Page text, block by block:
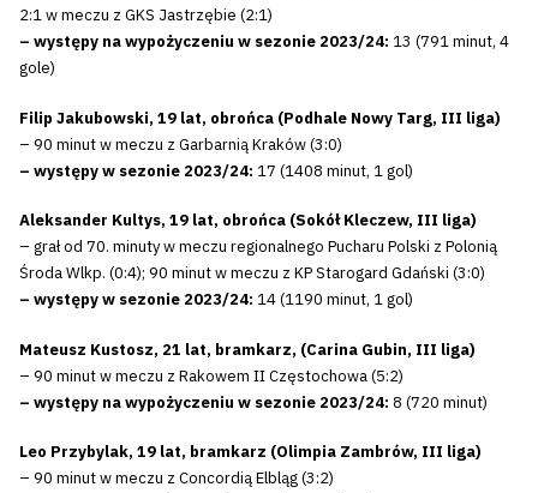
2:1 w meczu z GKS Jastrzębie (2:1)
– występy na wypożyczeniu w sezonie 2023/24: 13 (791 minut, 4
gole)
Filip Jakubowski, 19 lat, obrońca (Podhale Nowy Targ, III liga)
– 90 minut w meczu z Garbarnią Kraków (3:0)
– występy w sezonie 2023/24: 17 (1408 minut, 1 gol)
Aleksander Kultys, 19 lat, obrońca (Sokół Kleczew, III liga)
– grał od 70. minuty w meczu regionalnego Pucharu Polski z Polonią
Środa Wlkp. (0:4); 90 minut w meczu z KP Starogard Gdański (3:0)
– występy w sezonie 2023/24: 14 (1190 minut, 1 gol)
Mateusz Kustosz, 21 lat, bramkarz, (Carina Gubin, III liga)
– 90 minut w meczu z Rakowem II Częstochowa (5:2)
– występy na wypożyczeniu w sezonie 2023/24: 8 (720 minut)
Leo Przybylak, 19 lat, bramkarz (Olimpia Zambrów, III liga)
– 90 minut w meczu z Concordią Elbląg (3:2)